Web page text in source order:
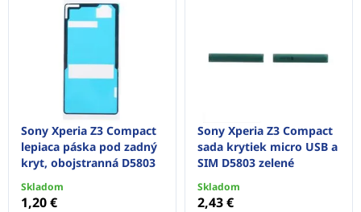
Sony Xperia Z3 Compact
lepiaca páska pod zadný
kryt, obojstranná D5803
Skladom
1,20 €
Sony Xperia Z3 Compact
sada krytiek micro USB a
SIM D5803 zelené
Skladom
2,43 €